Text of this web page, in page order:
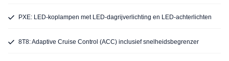
PXE: LED-koplampen met LED-dagrijverlichting en LED-achterlichten
8T8: Adaptive Cruise Control (ACC) inclusief snelheidsbegrenzer